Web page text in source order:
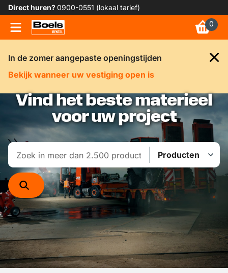
Direct huren?0900-0551 (lokaal tarief)
0
In de zomer aangepaste openingstijden
Bekijk wanneer uw vestiging open is
Vind het beste materieel
voor uw project